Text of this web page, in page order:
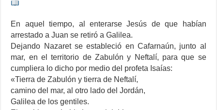
En aquel tiempo, al enterarse Jesús de que habían
arrestado a Juan se retiró a Galilea.
Dejando Nazaret se estableció en Cafarnaún, junto al
mar, en el territorio de Zabulón y Neftalí, para que se
cumpliera lo dicho por medio del profeta Isaías:
«Tierra de Zabulón y tierra de Neftalí,
camino del mar, al otro lado del Jordán,
Galilea de los gentiles.